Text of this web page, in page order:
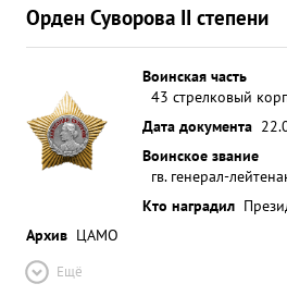
Орден Суворова II степени
Воинская часть
43 стрелковый
Дата документа
Воинское звание
гв. генерал-
Кто наградил
Архив ЦАМО
Ещё